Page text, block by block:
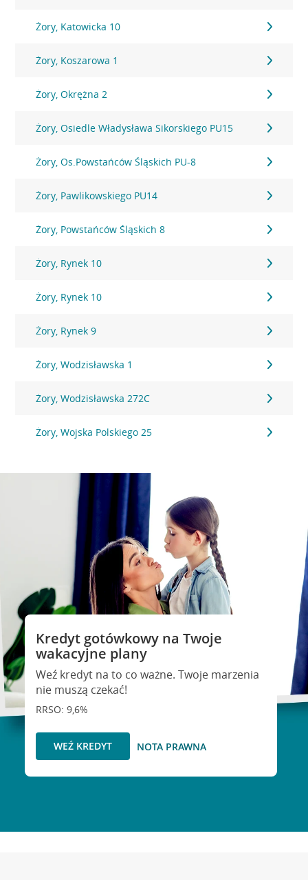
Żory, Katowicka 10
Żory, Koszarowa 1
Żory, Okrężna 2
Żory, Osiedle Władysława Sikorskiego PU15
Żory, Os.Powstańców Śląskich PU-8
Żory, Pawlikowskiego PU14
Żory, Powstańców Śląskich 8
Żory, Rynek 10
Żory, Rynek 10
Żory, Rynek 9
Żory, Wodzisławska 1
Żory, Wodzisławska 272C
Żory, Wojska Polskiego 25
Kredyt gotówkowy na Twoje
wakacyjne plany
Weź kredyt na to co ważne. Twoje marzenia
nie muszą czekać!
RRSO: 9,6%
WEŹ KREDYT NOTA PRAWNA